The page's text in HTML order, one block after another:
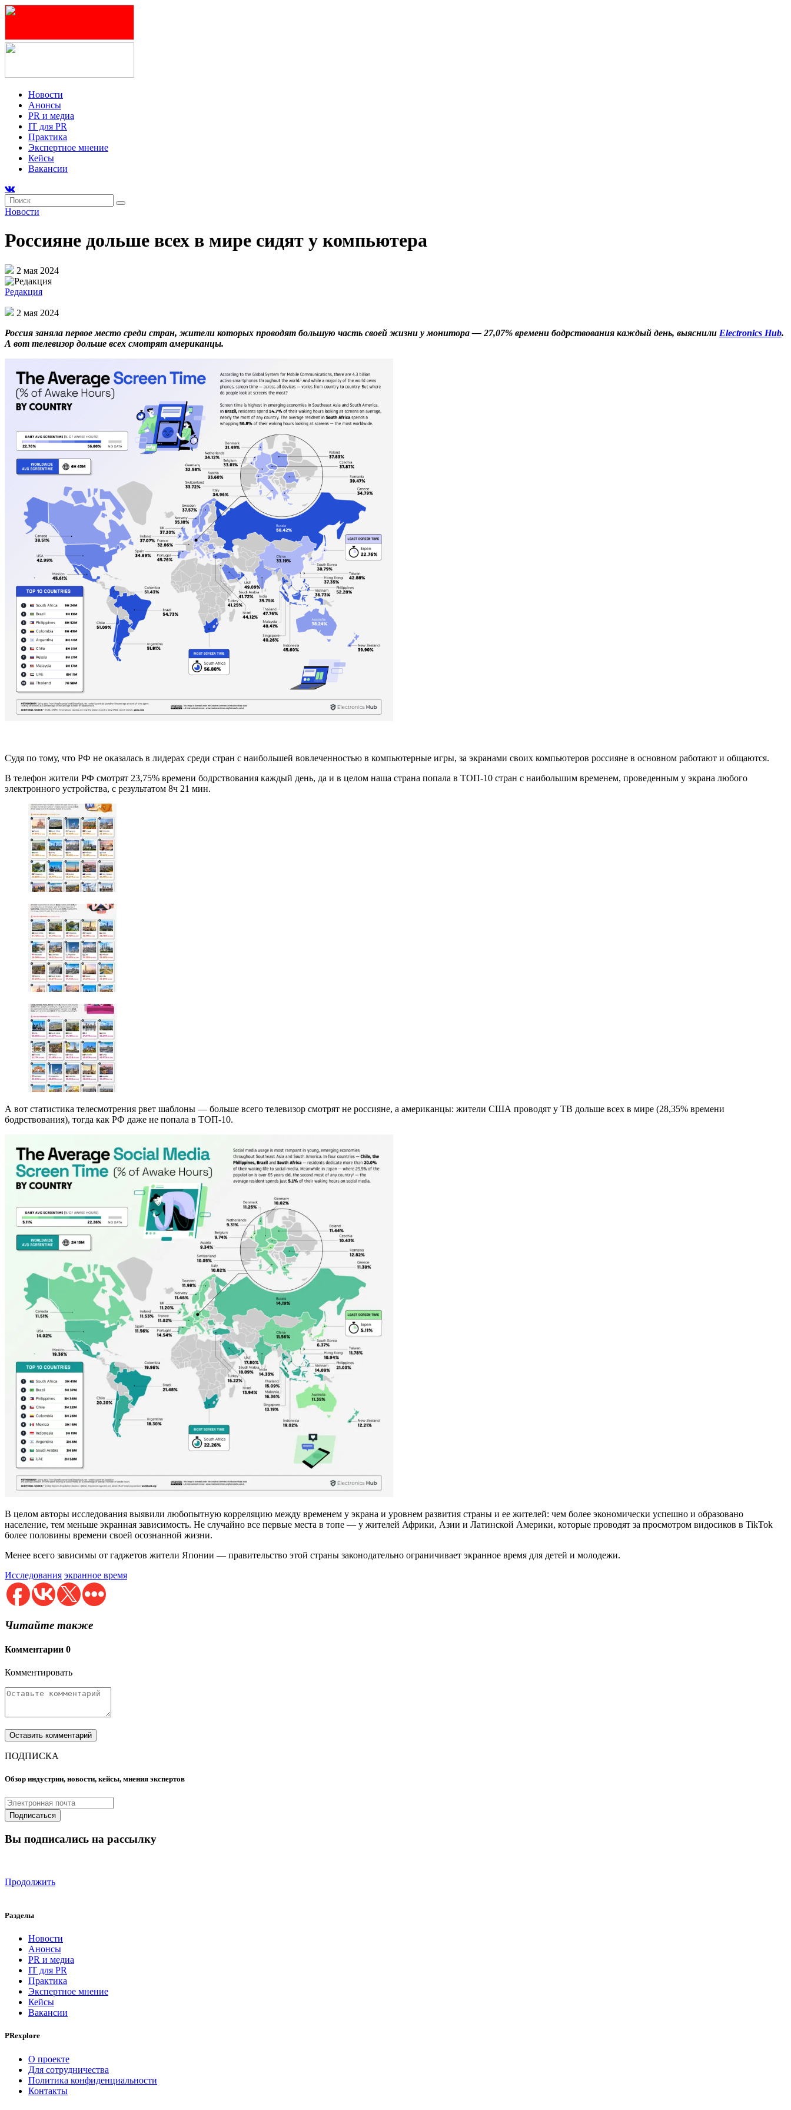
Новости
Анонсы
PR и медиа
IT для PR
Практика
Экспертное мнение
Кейсы
Вакансии
Новости
Россияне дольше всех в мире сидят у компьютера
2 мая 2024
Редакция
2 мая 2024
Россия заняла первое место среди стран, жители которых проводят большую часть своей жизни у монитора — 27,07% времени бодрствования каждый день, выяснили Electronics Hub.
А вот телевизор дольше всех смотрят американцы.
Судя по тому, что РФ не оказалась в лидерах среди стран с наибольшей вовлеченностью в компьютерные игры, за экранами своих компьютеров россияне в основном работают и общаются.
В телефон жители РФ смотрят 23,75% времени бодрствования каждый день, да и в целом наша страна попала в ТОП-10 стран с наибольшим временем, проведенным у экрана любого
электронного устройства, с результатом 8ч 21 мин.
А вот статистика телесмотрения рвет шаблоны — больше всего телевизор смотрят не россияне, а американцы: жители США проводят у ТВ дольше всех в мире (28,35% времени
бодрствования), тогда как РФ даже не попала в ТОП-10.
В целом авторы исследования выявили любопытную корреляцию между временем у экрана и уровнем развития страны и ее жителей: чем более экономически успешно и образовано
население, тем меньше экранная зависимость. Не случайно все первые места в топе — у жителей Африки, Азии и Латинской Америки, которые проводят за просмотром видосиков в TikTok
более половины времени своей осознанной жизни.
Менее всего зависимы от гаджетов жители Японии — правительство этой страны законодательно ограничивает экранное время для детей и молодежи.
Исследования экранное время
Читайте также
Комментарии 0
Комментировать
ПОДПИСКА
Обзор индустрии, новости, кейсы, мнения экспертов
Вы подписались на рассылку
Продолжить
Разделы
Новости
Анонсы
PR и медиа
IT для PR
Практика
Экспертное мнение
Кейсы
Вакансии
PRexplore
О проекте
Для сотрудничества
Политика конфиденциальности
Контакты